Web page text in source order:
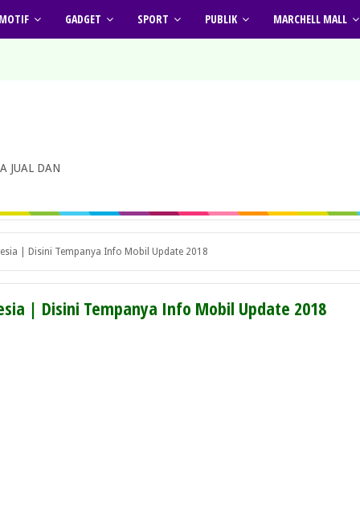
GADGET SPORT PUBLIK MARCHELL MALL
JUAL DAN
| Disini Tempanya Info Mobil Update 2018
| Disini Tempanya Info Mobil Update 2018